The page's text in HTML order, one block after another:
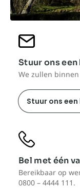
Stuur ons
We zullen
Stuur ons
Bel met één
Bereikbaar op
0800 – 4444 111.